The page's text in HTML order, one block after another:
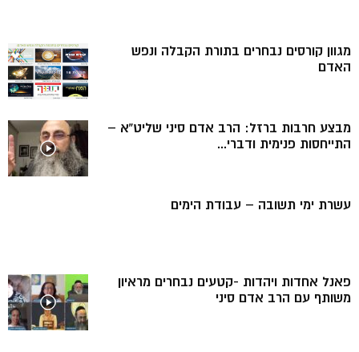
מגוון קורסים נבחרים בתורת הקבלה ונפש
האדם
מבצע חרבות ברזל: הרב אדם סיני שליט”א –
התייחסות פנימית ודברי...
עשרת ימי תשובה – עבודת הימים
פאנל אחדות ויהדות -קטעים נבחרים מראיון
משותף עם הרב אדם סיני